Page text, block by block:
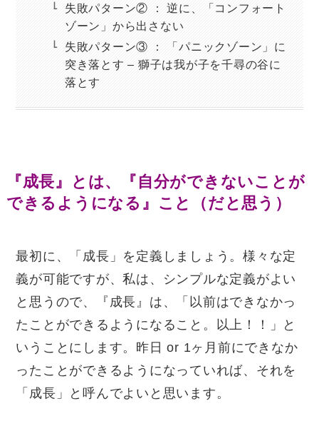
失敗パターン② ： 逆に、「コンフォート
ゾーン」から出さない
失敗パターン③ ： 「パニックゾーン」に
突き落とす – 獅子は我が子を千尋の谷に
落とす
『成長』とは、『自分ができないことが
できるようになる』こと（だと思う）
最初に、「成長」を定義しましょう。様々な定
義が可能ですが、私は、シンプルな定義がよい
と思うので、『成長』は、「以前はできなかっ
たことができるようになること。以上！！」と
いうことにします。昨日or 1ヶ月前にできなか
ったことができるようになっていれば、それを
「成長」と呼んでよいと思います。